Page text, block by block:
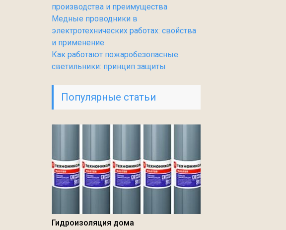
производства и преимущества
Медные проводники в
электротехнических работах: свойства
и применение
Как работают пожаробезопасные
светильники: принцип защиты
Популярные статьи
Гидроизоляция дома